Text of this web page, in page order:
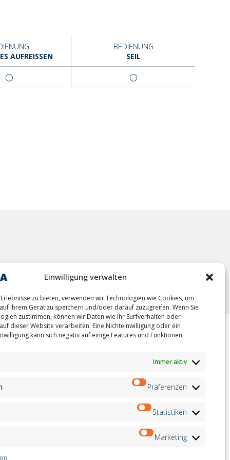
Einwilligung verwalten
zu bieten, verwenden wir Technologien wie Cookies, um
Ihrem Gerät zu speichern und/oder darauf zuzugreifen. Wenn Sie
zustimmen, können wir Daten wie Ihr Surfverhalten oder
dieser Website verarbeiten. Eine Nichteinwilligung oder ein
kann sich negativ auf einige Features und Funktionen
Immer aktiv
Präferenzen
Statistiken
Marketing
AUFREISSEN
BEDIENUNG
SEIL
◯ ◯